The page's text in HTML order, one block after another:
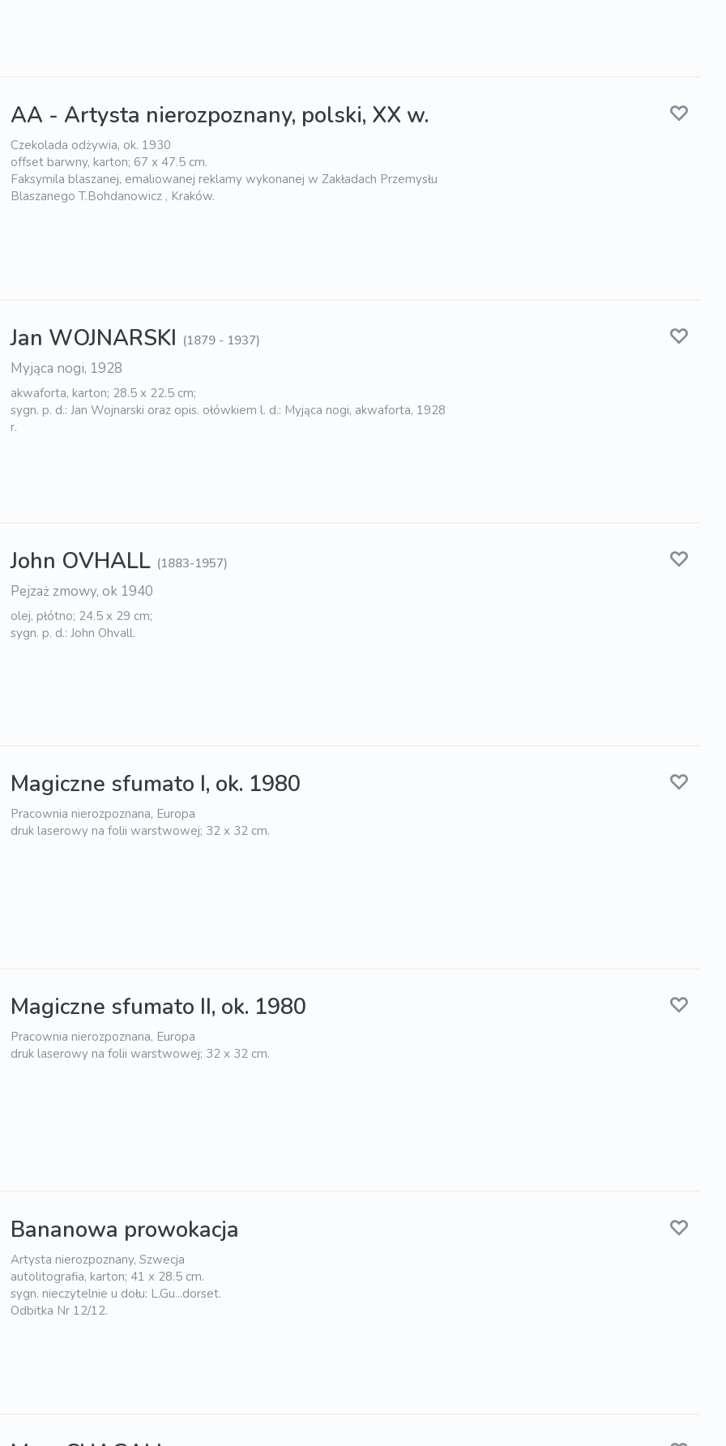
AA - Artysta nierozpoznany, polski, XX w.
Czekolada odżywia, ok. 1930
offset barwny, karton; 67 x 47.5 cm.
Faksymila blaszanej, emaliowanej reklamy wykonanej w Zakładach Przemysłu
Blaszanego T.Bohdanowicz , Kraków.
Jan WOJNARSKI (1879 - 1937)
Myjąca nogi, 1928
akwaforta, karton; 28.5 x 22.5 cm;
sygn. p. d.: Jan Wojnarski oraz opis. ołówkiem l. d.: Myjąca nogi, akwaforta, 1928
r.
John OVHALL (1883-1957)
Pejzaż zmowy, ok 1940
olej, płótno; 24.5 x 29 cm;
sygn. p. d.: John Ohvall.
Magiczne sfumato I, ok. 1980
Pracownia nierozpoznana, Europa
druk laserowy na folii warstwowej; 32 x 32 cm.
Magiczne sfumato II, ok. 1980
Pracownia nierozpoznana, Europa
druk laserowy na folii warstwowej; 32 x 32 cm.
Bananowa prowokacja
Artysta nierozpoznany, Szwecja
autolitografia, karton; 41 x 28.5 cm.
sygn. nieczytelnie u dołu: L.Gu...dorset.
Odbitka Nr 12/12.